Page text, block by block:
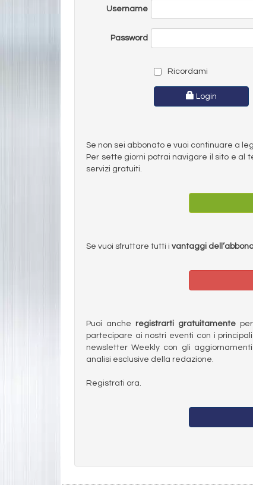
Username
Password
Ricordami
Login
Se non sei abbonato e vuoi continuare a
Per sette giorni potrai navigare il sito e al
servizi gratuiti.
Se vuoi sfruttare tutti i vantaggi
Puoi anche registrarti gratuitamenteper
partecipare ai nostri eventi con i
newsletter Weekly con gli
analisi esclusive della redazione.
Registrati ora.